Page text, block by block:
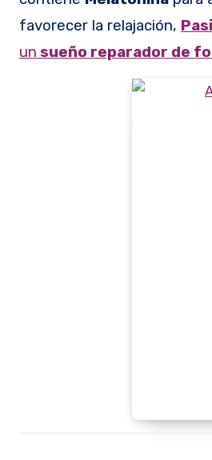
favorecer la relajación,
un sueño reparador de